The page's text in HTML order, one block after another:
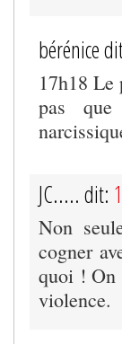
bérénice
17h18 Le
pas que
JC..... dit:
Non
cogner
quoi ! On
violence.